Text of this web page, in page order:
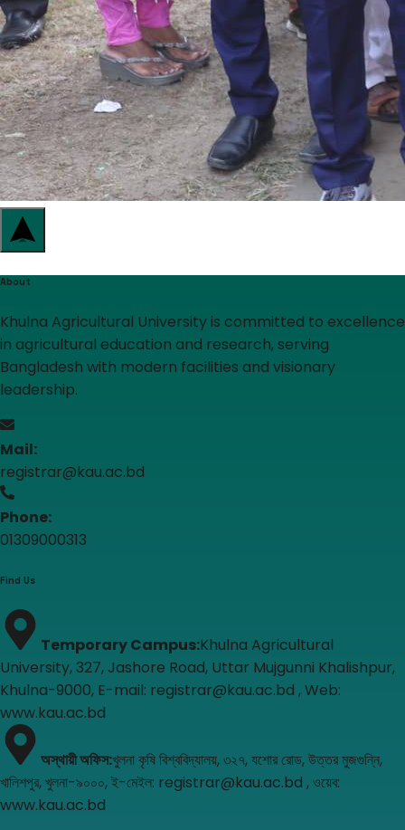
About
Khulna Agricultural University is committed to excellence
in agricultural education and research, serving
Bangladesh with modern facilities and visionary
leadership.
Mail:
registrar@kau.ac.bd
Phone:
01309000313
Find Us
Temporary Campus:Khulna Agricultural
University, 327, Jashore Road, Uttar Mujgunni Khalishpur,
Khulna-9000, E-mail: registrar@kau.ac.bd , Web:
www.kau.ac.bd
অস্থায়ী অফিস:খুলনা কৃষি বিশ্ববিদ্যালয়, ৩২৭, যশোর রোড, উত্তর মুজগুন্নি,
খালিশপুর, খুলনা-৯০০০, ই-মেইল: registrar@kau.ac.bd , ওয়েব:
www.kau.ac.bd